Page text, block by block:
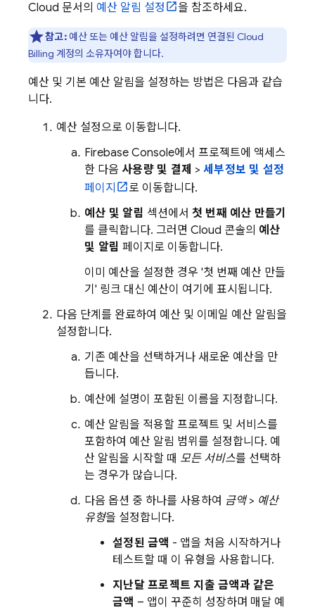
Cloud 문서의 예산 알림 설정 을 참조하세요.
참고:예산 또는 예산 알림을 설정하려면 연결된 Cloud
Billing 계정의 소유자여야 합니다.
예산 및 기본 예산 알림을 설정하는 방법은 다음과 같습
니다.
예산 설정으로 이동합니다.
Firebase Console에서 프로젝트에 액세스
한 다음 사용량 및 결제 > 세부정보 및 설정
페이지
로 이동합니다.
예산 및 알림 섹션에서 첫 번째 예산 만들기
를 클릭합니다. 그러면 Cloud 콘솔의 예산
및 알림 페이지로 이동합니다.
이미 예산을 설정한 경우 '첫 번째 예산 만들
기' 링크 대신 예산이 여기에 표시됩니다.
다음 단계를 완료하여 예산 및 이메일 예산 알림을
설정합니다.
기존 예산을 선택하거나 새로운 예산을 만
듭니다.
예산에 설명이 포함된 이름을 지정합니다.
예산 알림을 적용할 프로젝트 및 서비스를
포함하여 예산 알림 범위를 설정합니다. 예
산 알림을 시작할 때 모든 서비스를 선택하
는 경우가 많습니다.
다음 옵션 중 하나를 사용하여 금액> 예산
유형을 설정합니다.
설정된 금액 - 앱을 처음 시작하거나
테스트할 때 이 유형을 사용합니다.
지난달 프로젝트 지출 금액과 같은
금액 – 앱이 꾸준히 성장하며 매달 예